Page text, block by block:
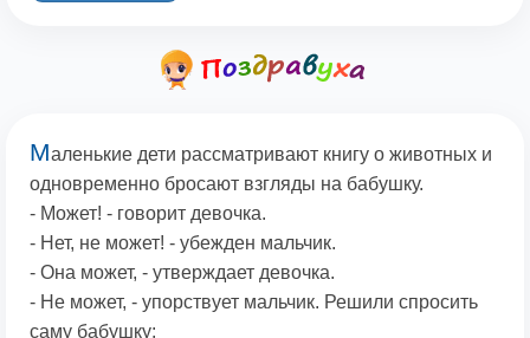
Маленькие дети рассматривают книгу о животных и
одновременно бросают взгляды на бабушку.
- Может! - говорит девочка.
- Нет, не может! - убежден мальчик.
- Она может, - утверждает девочка.
- Не может, - упорствует мальчик. Решили спросить
саму бабушку: